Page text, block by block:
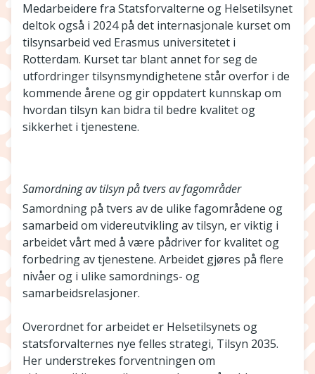
Medarbeidere fra Statsforvalterne og Helsetilsynet
deltok også i 2024 på det internasjonale kurset om
tilsynsarbeid ved Erasmus universitetet i
Rotterdam. Kurset tar blant annet for seg de
utfordringer tilsynsmyndighetene står overfor i de
kommende årene og gir oppdatert kunnskap om
hvordan tilsyn kan bidra til bedre kvalitet og
sikkerhet i tjenestene.
Samordning av tilsyn på tvers av fagområder
Samordning på tvers av de ulike fagområdene og
samarbeid om videreutvikling av tilsyn, er viktig i
arbeidet vårt med å være pådriver for kvalitet og
forbedring av tjenestene. Arbeidet gjøres på flere
nivåer og i ulike samordnings- og
samarbeidsrelasjoner.
Overordnet for arbeidet er Helsetilsynets og
statsforvalternes nye felles strategi, Tilsyn 2035.
Her understrekes forventningen om